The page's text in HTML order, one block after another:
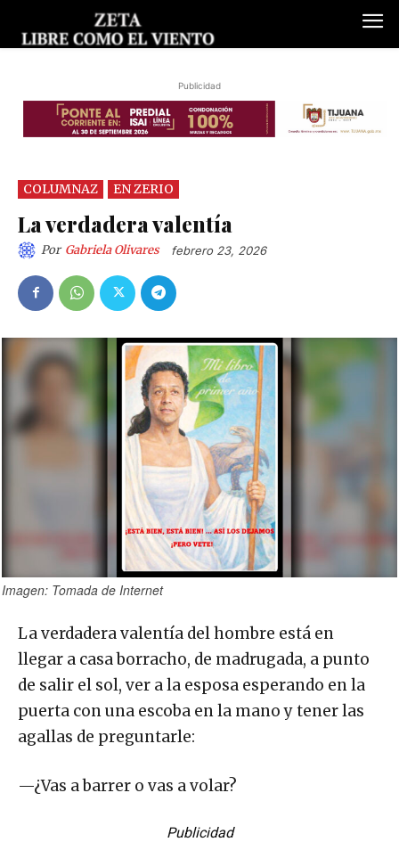
Publicidad
COLUMNAZ EN ZERIO
La verdadera valentía
Por Gabriela Olivares febrero 23, 2026
Imagen: Tomada de Internet
La verdadera valentía del hombre está en
llegar a casa borracho, de madrugada, a punto
de salir el sol, ver a la esposa esperando en la
puerta con una escoba en la mano y tener las
agallas de preguntarle:
—¿Vas a barrer o vas a volar?
Publicidad